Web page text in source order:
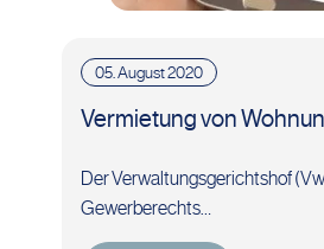
05. August 2020
Vermietung von
Der Verwaltungsgerichtshof
Gewerberechts…